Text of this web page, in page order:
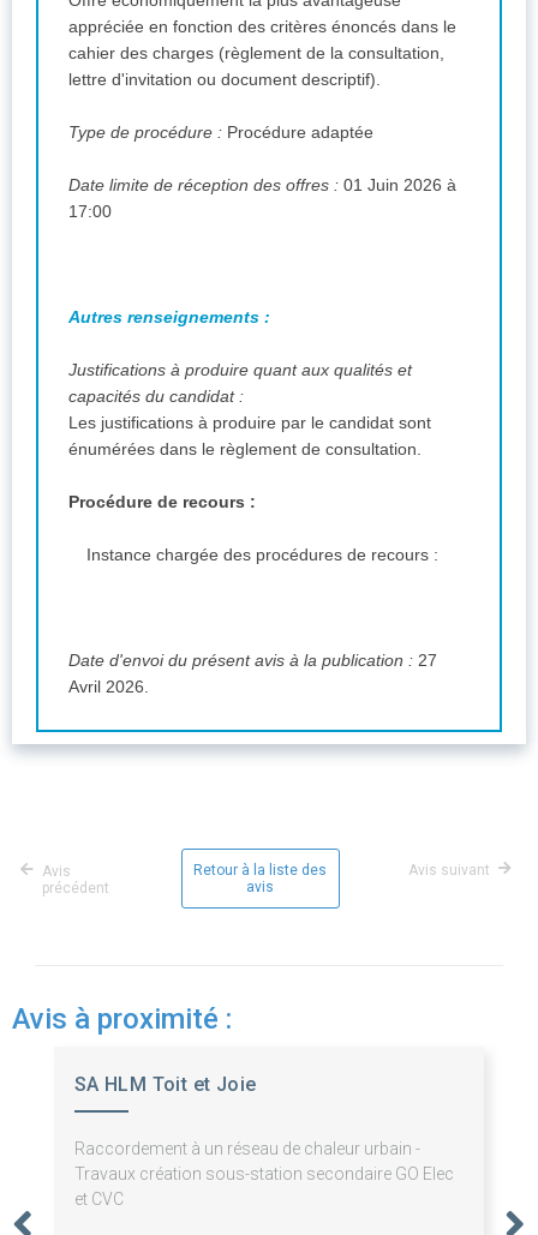
appréciée en fonction des critères énoncés dans le
cahier des charges (règlement de la consultation,
lettre d'invitation ou document descriptif).
Type de procédure : Procédure adaptée
Date limite de réception des offres : 01 Juin 2026 à
17:00
Autres renseignements :
Justifications à produire quant aux qualités et
capacités du candidat :
Les justifications à produire par le candidat sont
énumérées dans le règlement de consultation.
Procédure de recours :
Instance chargée des procédures de recours :
Date d'envoi du présent avis à la publication : 27
Avril 2026.
Avis
précédent
Retour à la liste des
avis
Avis suivant
Avis à proximité :
SA HLM Toit et Joie
Raccordement à un réseau de chaleur urbain -
Travaux création sous-station secondaire GO Elec
et CVC